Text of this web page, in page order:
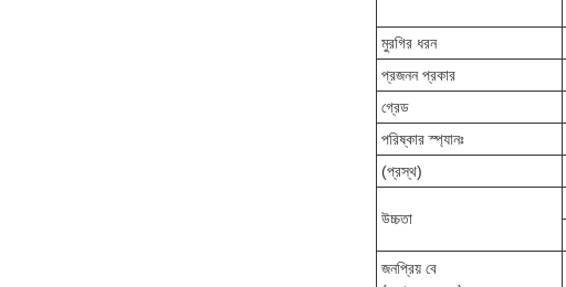
মুরগির ধরন
প্রজনন প্রকার
গ্রেড
পরিষ্কার স্প্যানঃ
(প্রস্থ)
উচ্চতা
জনপ্রিয় বে